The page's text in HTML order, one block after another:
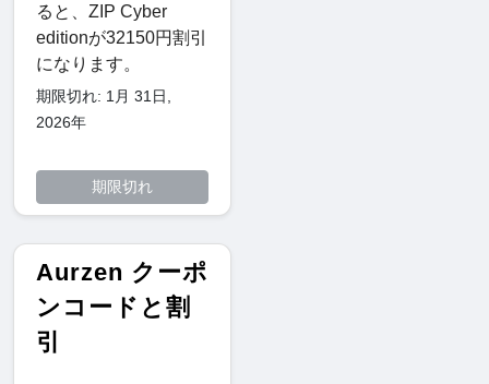
ると、ZIP Cyber​​
editionが32150円割引
になります。
期限切れ: 1月 31日,
2026年
期限切れ
Aurzen クーポ
ンコードと割
引